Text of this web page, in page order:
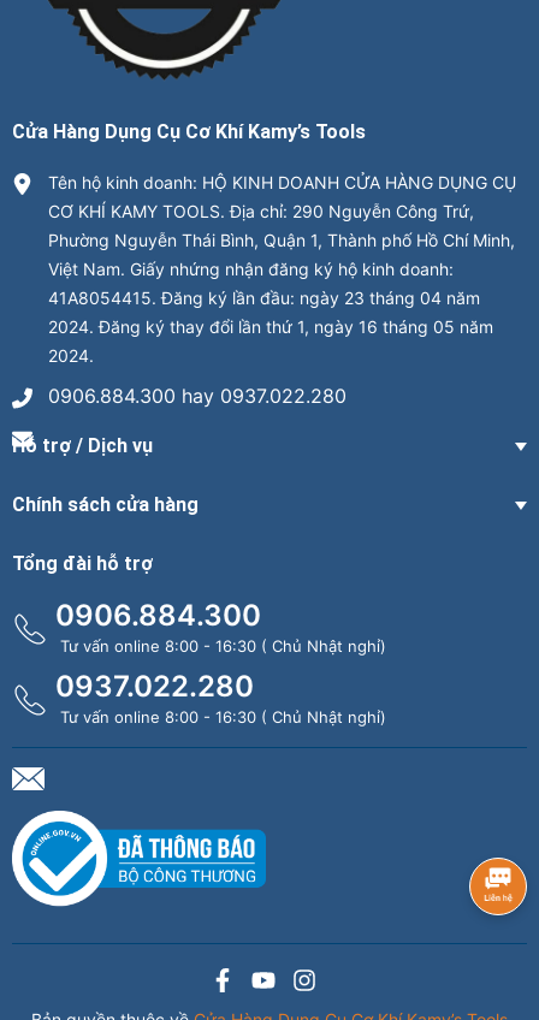
Cửa Hàng Dụng Cụ Cơ Khí Kamy’s Tools
Tên hộ kinh doanh: HỘ KINH DOANH CỬA HÀNG DỤNG CỤ
CƠ KHÍ KAMY TOOLS. Địa chỉ: 290 Nguyễn Công Trứ,
Phường Nguyễn Thái Bình, Quận 1, Thành phố Hồ Chí Minh,
Việt Nam. Giấy nhứng nhận đăng ký hộ kinh doanh:
41A8054415. Đăng ký lần đầu: ngày 23 tháng 04 năm
2024. Đăng ký thay đổi lần thứ 1, ngày 16 tháng 05 năm
2024.
0906.884.300 hay 0937.022.280
Hỗ trợ / Dịch vụ
Chính sách cửa hàng
Tổng đài hỗ trợ
0906.884.300
Tư vấn online 8:00 - 16:30 ( Chủ Nhật nghỉ)
0937.022.280
Tư vấn online 8:00 - 16:30 ( Chủ Nhật nghỉ)